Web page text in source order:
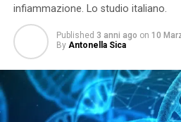
infiammazione. Lo studio italiano.
Published 3 anni ago on 10
By Antonella Sica